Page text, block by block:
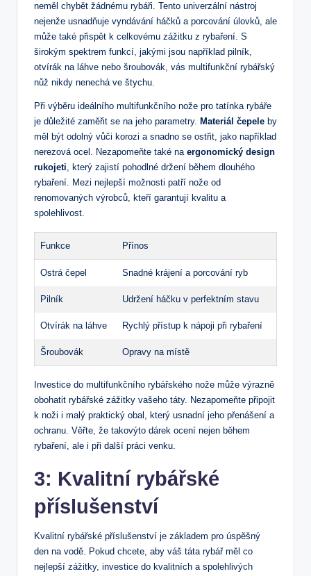
neměl chybět žádnému rybáři. Tento univerzální nástroj
nejenže usnadňuje vyndávání háčků a porcování úlovků, ale
může také přispět k celkovému zážitku z rybaření. S
širokým spektrem funkcí, jakými jsou například pilník,
otvírák na láhve nebo šroubovák, vás multifunkční rybářský
nůž nikdy nenechá ve štychu.
Při výběru ideálního multifunkčního nože pro tatínka rybáře
je důležité zaměřit se na jeho parametry. Materiál čepele by
měl být odolný vůči korozi a snadno se ostřit, jako například
nerezová ocel. Nezapomeňte také na ergonomický design
rukojeti, který zajistí pohodlné držení během dlouhého
rybaření. Mezi nejlepší možnosti patří nože od
renomovaných výrobců, kteří garantují kvalitu a
spolehlivost.
Funkce Přínos
Ostrá čepel Snadné krájení a porcování ryb
Pilník Udržení háčku v perfektním stavu
Otvírák na láhve Rychlý přístup k nápoji při rybaření
Šroubovák Opravy na místě
Investice do multifunkčního rybářského nože může výrazně
obohatit rybářské zážitky vašeho táty. Nezapomeňte připojit
k noži i malý praktický obal, který usnadní jeho přenášení a
ochranu. Věřte, že takovýto dárek ocení nejen během
rybaření, ale i při další práci venku.
3: Kvalitní rybářské
příslušenství
Kvalitní rybářské příslušenství je základem pro úspěšný
den na vodě. Pokud chcete, aby váš táta rybář měl co
nejlepší zážitky, investice do kvalitních a spolehlivých